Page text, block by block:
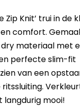
Zip Knit’ trui in de
comfort.
materiaal met
perfecte slim-fit
van een
langdurig mooi!